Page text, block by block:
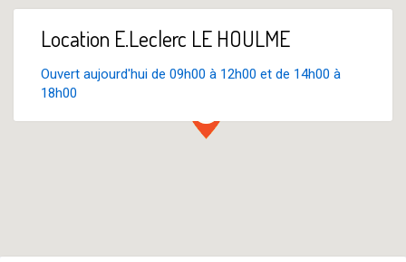
Location E.Leclerc LE HOULME
Ouvert aujourd'hui de 09h00 à 12h00 et de 14h00 à
18h00